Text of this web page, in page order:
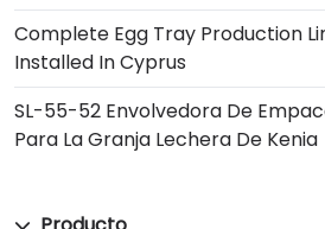
Complete Egg Tray Production
Installed In Cyprus
SL-55-52 Envolvedora De
Para La Granja Lechera De Kenia